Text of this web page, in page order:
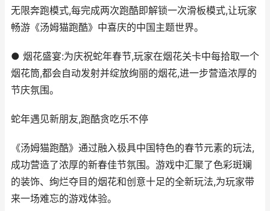
无限奔跑模式,每完成两次跑酷即解锁一次滑板模式,让玩家
畅游《汤姆猫跑酷》中喜庆的中国主题世界。
● 烟花盛宴:为庆祝蛇年春节,玩家在烟花关卡中每拾取一个
烟花筒,都会自动发射并绽放绚丽的烟花,进一步营造浓厚的
节庆氛围。
蛇年遇见新朋友,跑酷贪吃乐不停
《汤姆猫跑酷》通过融入极具中国特色的春节元素的玩法,
成功营造了浓厚的新春佳节氛围。游戏中汇聚了色彩斑斓
的装饰、绚烂夺目的烟花和创意十足的全新玩法,为玩家带
来一场难忘的游戏体验。